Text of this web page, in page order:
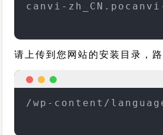
canvi-zh_CN.pocanvi-
请上传到您网站的安装目录，
/wp-content/